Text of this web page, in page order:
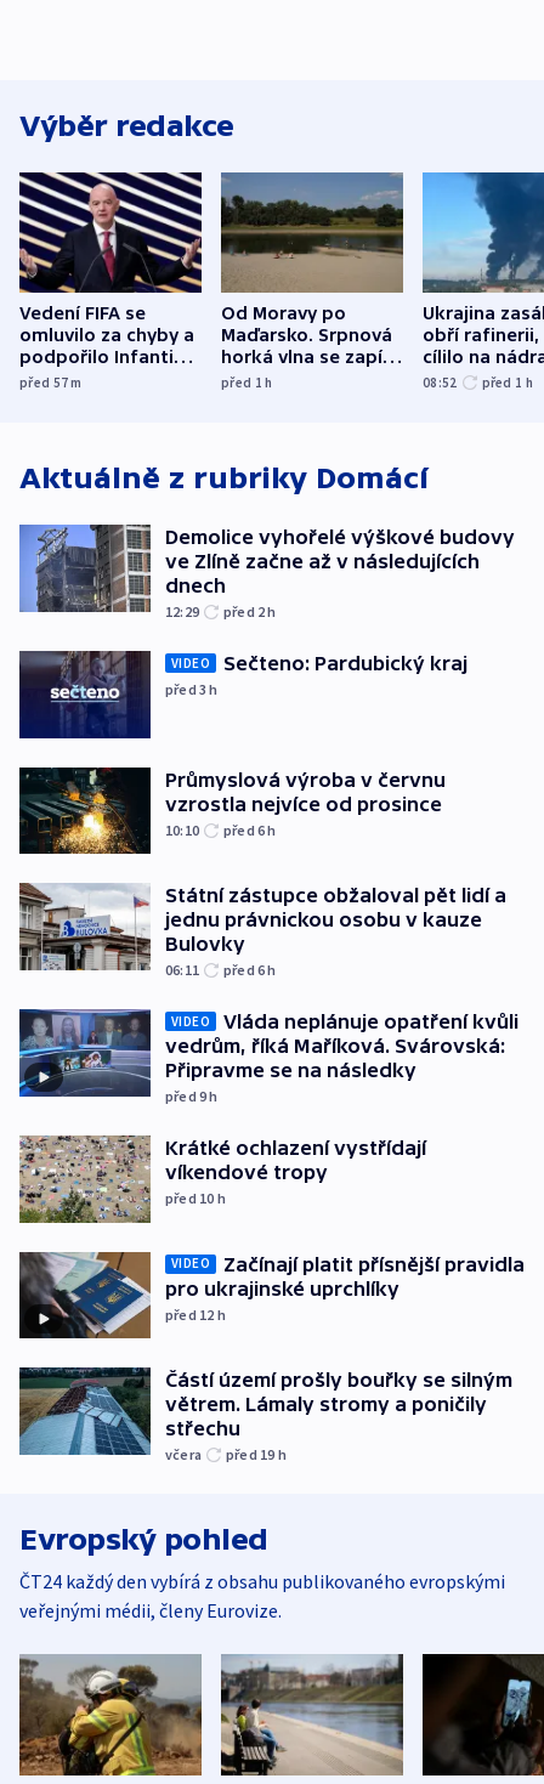
Výběr redakce
Vedení FIFA se
omluvilo za chyby a
podpořilo Infantina.
UEFA trvá na
před 57m
Od Moravy po
Maďarsko. Srpnová
horká vlna se zapíše
do dějin
před 1h
Ukrajina
obří rafinerii,
cílilo na
autobus
08:52 před 1 h
Aktuálně z rubriky Domácí
Demolice vyhořelé výškové budovy
ve Zlíně začne až v následujících
dnech
12:29 před 2h
VIDEO Sečteno: Pardubický kraj
před 3h
Průmyslová výroba v červnu
vzrostla nejvíce od prosince
10:10 před 6h
Státní zástupce obžaloval pět lidí a
jednu právnickou osobu v kauze
Bulovky
06:11 před 6h
VIDEO
Vláda neplánuje opatření kvůli
vedrům, říká Maříková. Svárovská:
Připravme se na následky
před 9h
Krátké ochlazení vystřídají
víkendové tropy
před 10 h
VIDEO
Začínají platit přísnější pravidla
pro ukrajinské uprchlíky
před 12 h
Částí území prošly bouřky se silným
větrem. Lámaly stromy a poničily
střechu
včera před 19 h
Evropský pohled
ČT24 každý den vybírá z obsahu publikovaného evropskými
veřejnými médii, členy Eurovize.